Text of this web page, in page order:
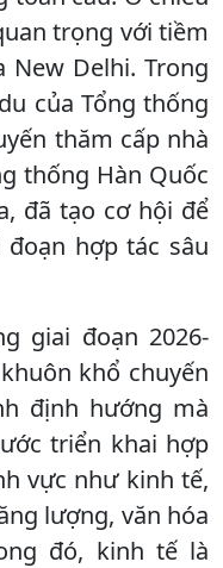
trọng với tiềm
Delhi. Trong
của Tổng thống
thăm cấp nhà
thống Hàn Quốc
đã tạo cơ hội để
hợp tác sâu
giai đoạn 2026-
khổ chuyến
định hướng mà
triển khai hợp
vực như kinh tế,
lượng, văn hóa
đó, kinh tế là